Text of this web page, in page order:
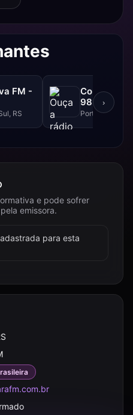
FM -
RS
98.3 FM
Porto Alegre,
›
e pode sofrer
emissora.
para esta